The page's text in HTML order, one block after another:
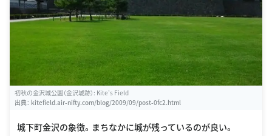
初秋の金沢城公園（金沢城跡）: Kite's Field
出典： kitefield.air-nifty.com/blog/2009/09/post-0fc2.html
城下町金沢の象徴。まちなかに城が残っているのが良い。